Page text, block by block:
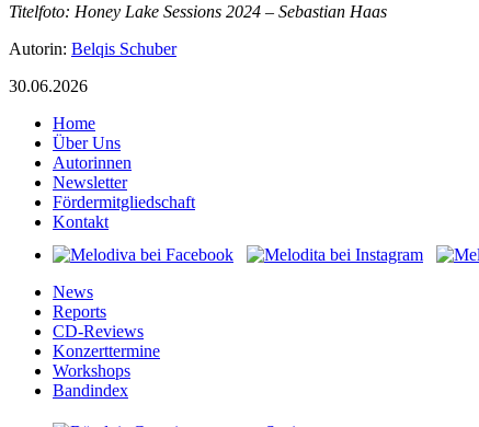
Titelfoto: Honey Lake Sessions 2024 – Sebastian Haas
Autorin: Belqis Schuber
30.06.2026
Home
Über Uns
Autorinnen
Newsletter
Fördermitgliedschaft
Kontakt
News
Reports
CD-Reviews
Konzerttermine
Workshops
Bandindex